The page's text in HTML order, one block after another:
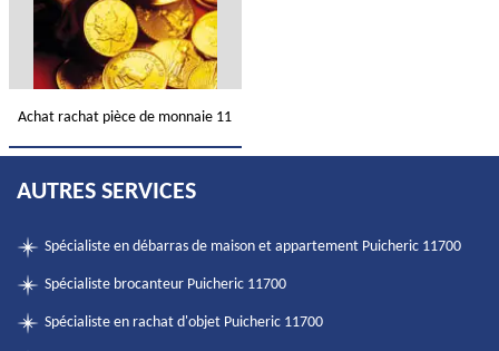
Achat rachat pièce de monnaie 11
AUTRES SERVICES
Spécialiste en débarras de maison et appartement Puicheric 11700
Spécialiste brocanteur Puicheric 11700
Spécialiste en rachat d'objet Puicheric 11700